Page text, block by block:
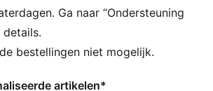
PUMA
Ga naar “Ondersteuning
details.
bestellingen niet mogelijk.
artikelen*